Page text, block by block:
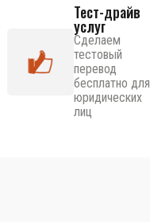
Тест-драйв
услуг
Сделаем
тестовый
перевод
бесплатно для
юридических
лиц